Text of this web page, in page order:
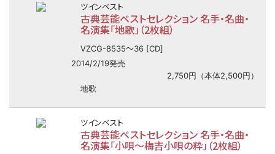
ツインベスト
古典芸能ベストセレクション 名手・名曲・
名演集「地歌」（2枚組）
VZCG-8535〜36 [CD]
2014/2/19発売
2,750円（本体2,500円）
地歌
ツインベスト
古典芸能ベストセレクション 名手・名曲・
名演集「小唄～梅吉小唄の粋」（2枚組）